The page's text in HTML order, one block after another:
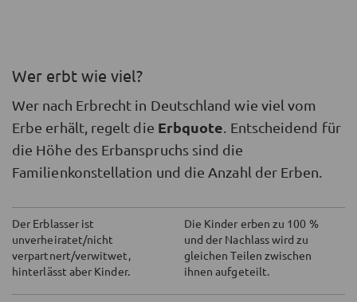
Wer erbt wie viel?
Wer nach Erbrecht in Deutschland wie viel vom
Erbe erhält, regelt die Erbquote. Entscheidend für
die Höhe des Erbanspruchs sind die
Familienkonstellation und die Anzahl der Erben.
Der Erblasser ist
unverheiratet/nicht
verpartnert/verwitwet,
hinterlässt aber Kinder.
Die Kinder erben zu 100 %
und der Nachlass wird zu
gleichen Teilen zwischen
ihnen aufgeteilt.